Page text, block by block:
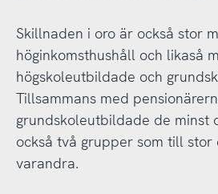
Skillnaden i oro är också stor
höginkomsthushåll och likaså
högskoleutbildade och
Tillsammans med
grundskoleutbildade de minst
också två grupper som till
varandra.